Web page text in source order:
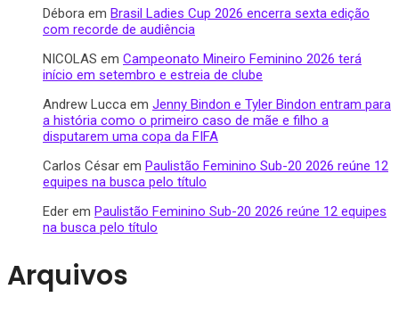
Débora em Brasil Ladies Cup 2026 encerra sexta edição
com recorde de audiência
NICOLAS em Campeonato Mineiro Feminino 2026 terá
início em setembro e estreia de clube
Andrew Lucca em Jenny Bindon e Tyler Bindon entram para
a história como o primeiro caso de mãe e filho a
disputarem uma copa da FIFA
Carlos César em Paulistão Feminino Sub-20 2026 reúne 12
equipes na busca pelo título
Eder em Paulistão Feminino Sub-20 2026 reúne 12 equipes
na busca pelo título
Arquivos